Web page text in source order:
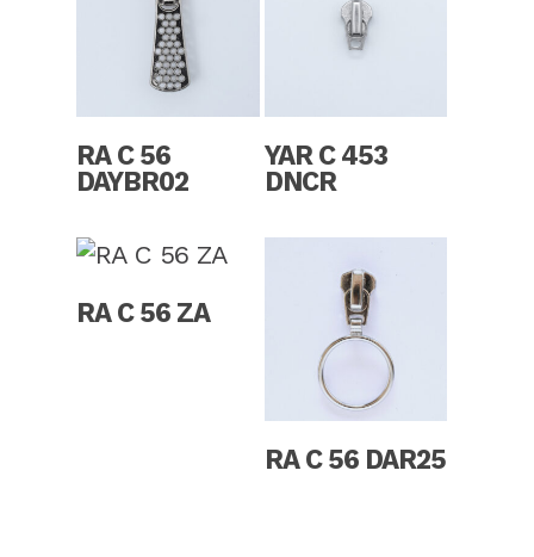
Read More
RA C 56
DAYBR02
Read More
YAR C 453
DNCR
RA C 56 ZA
Read More
RA C 56 DAR25